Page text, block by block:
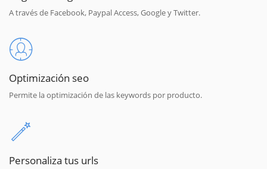
A través de Facebook, Paypal Access, Google y Twitter.
Optimización seo
Permite la optimización de las keywords por producto.
Personaliza tus urls